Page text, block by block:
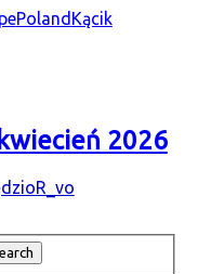
Poland Kącik
2026